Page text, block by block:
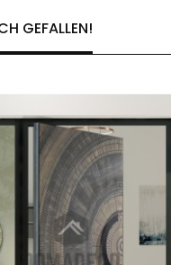
GEFALLEN!